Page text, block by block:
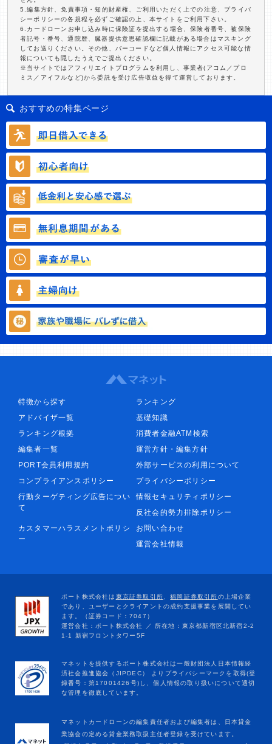
5.編集方針、免責事項・知的財産権、ご利用いただく上での注意、プライバ
シーポリシーの各規程を必ずご確認の上、本サイトをご利用下さい。
6.カードローンお申し込み時に保険証を提出する場合、保険者番号、被保険
者記号・番号、通院歴、臓器提供意思確認欄に記載がある場合はマスキング
してお送りください。その他、バーコードなど個人情報にアクセス可能な情
報についても隠したうえでご提出ください。
※当サイトではアフィリエイトプログラムを利用し、事業者(アコム／プロ
ミス／アイフルなど)から委託を受け広告収益を得て運営しております。
おすすめの特集ページ
特徴から探す
ランキング
アドバイザ一覧
基礎知識
ランキング根拠
消費者金融ATM検索
編集者一覧
運営方針・編集方針
PORT会員利用規約
外部サービスの利用について
コンプライアンスポリシー
プライバシーポリシー
行動ターゲティング広告につい
て
情報セキュリティポリシー
反社会的勢力排除ポリシー
カスタマーハラスメントポリシ
ー
お問い合わせ
運営会社情報
マネットカードローンの編集責任者および編集者は、日本貸金
業協会の定める貸金業務取扱主任者登録を受けています。